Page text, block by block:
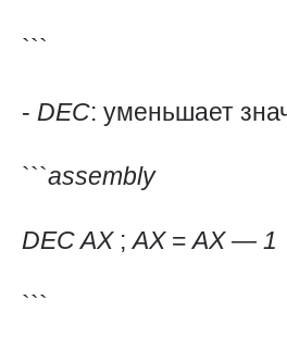
```
- DEC: уменьшает
```assembly
DECAX ;AX =AX— 1
```